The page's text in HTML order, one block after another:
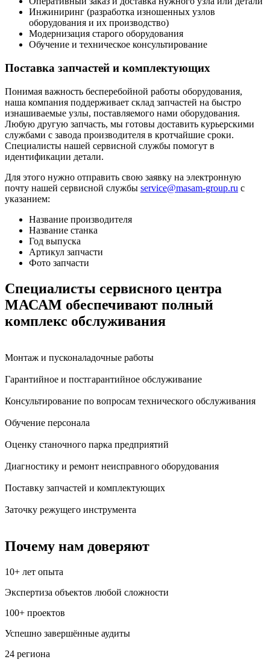
Инжиниринг (разработка изношенных узлов
оборудования и их производство)
Модернизация старого оборудования
Обучение и техническое консультирование
Поставка запчастей и комплектующих
Понимая важность бесперебойной работы оборудования,
наша компания поддерживает склад запчастей на быстро
изнашиваемые узлы, поставляемого нами оборудования.
Любую другую запчасть, мы готовы доставить курьерскими
службами с завода производителя в кротчайшие сроки.
Специалисты нашей сервисной службы помогут в
идентификации детали.
Для этого нужно отправить свою заявку на электронную
почту нашей сервисной службы service@masam-group.ru c
указанием:
Название производителя
Название станка
Год выпуска
Артикул запчасти
Фото запчасти
Специалисты сервисного центра
МАСАМ обеспечивают полный
комплекс обслуживания
Монтаж и пусконаладочные работы
Гарантийное и постгарантийное обслуживание
Консультирование по вопросам технического обслуживания
Обучение персонала
Оценку станочного парка предприятий
Диагностику и ремонт неисправного оборудования
Поставку запчастей и комплектующих
Заточку режущего инструмента
Почему нам доверяют
10+ лет опыта
Экспертиза объектов любой сложности
100+ проектов
Успешно завершённые аудиты
24 региона